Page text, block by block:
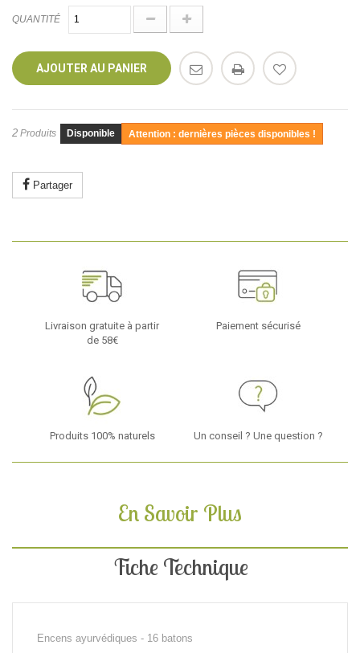
QUANTITÉ
AJOUTER AU PANIER
2 Produits Disponible Attention : dernières pièces disponibles !
Partager
Livraison gratuite à partir
de 58€
Paiement sécurisé
Produits 100% naturels Un conseil ? Une question ?
En Savoir Plus
Fiche Technique
Encens ayurvédiques - 16 batons